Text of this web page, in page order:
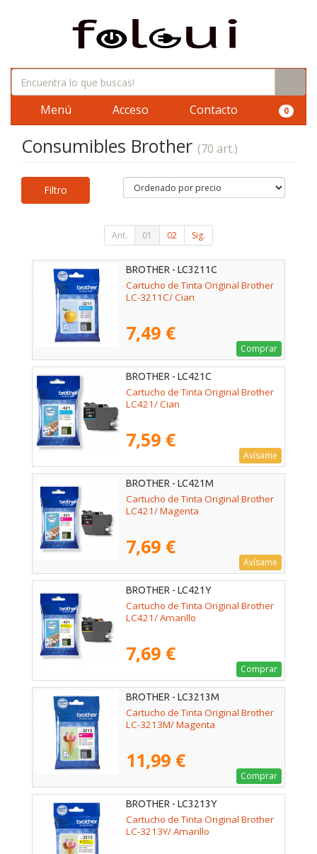
Menú Acceso Contacto 0
Consumibles Brother (70 art.)
Filtro
Ant. 01 02 Sig.
BROTHER - LC3211C
Cartucho de Tinta Original Brother
LC-3211C/ Cian
7,49 €
Comprar
BROTHER - LC421C
Cartucho de Tinta Original Brother
LC421/ Cian
7,59 €
Avísame
BROTHER - LC421M
Cartucho de Tinta Original Brother
LC421/ Magenta
7,69 €
Avísame
BROTHER - LC421Y
Cartucho de Tinta Original Brother
LC421/ Amarillo
7,69 €
Comprar
BROTHER - LC3213M
Cartucho de Tinta Original Brother
LC-3213M/ Magenta
11,99 €
Comprar
BROTHER - LC3213Y
Cartucho de Tinta Original Brother
LC-3213Y/ Amarillo